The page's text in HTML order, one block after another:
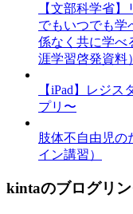
【文部科学省
でもいつでも
係なく共に学べ
涯学習啓発資料
【iPad】レジ
プリ〜
肢体不自由児の
イン講習）
kintaのブログリン